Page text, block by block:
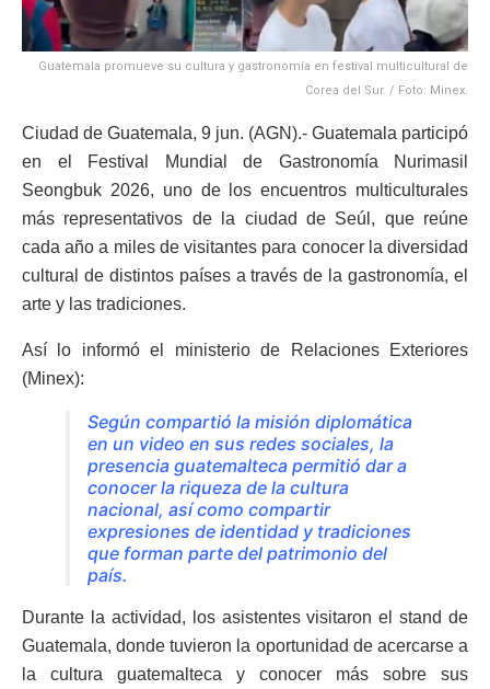
Guatemala promueve su cultura y gastronomía en festival multicultural de
Corea del Sur. / Foto: Minex.
Ciudad de Guatemala, 9 jun. (AGN).- Guatemala participó
en el Festival Mundial de Gastronomía Nurimasil
Seongbuk 2026, uno de los encuentros multiculturales
más representativos de la ciudad de Seúl, que reúne
cada año a miles de visitantes para conocer la diversidad
cultural de distintos países a través de la gastronomía, el
arte y las tradiciones.
Así lo informó el ministerio de Relaciones Exteriores
(Minex):
Según compartió la misión diplomática
en un video en sus redes sociales, la
presencia guatemalteca permitió dar a
conocer la riqueza de la cultura
nacional, así como compartir
expresiones de identidad y tradiciones
que forman parte del patrimonio del
país.
Durante la actividad, los asistentes visitaron el stand de
Guatemala, donde tuvieron la oportunidad de acercarse a
la cultura guatemalteca y conocer más sobre sus